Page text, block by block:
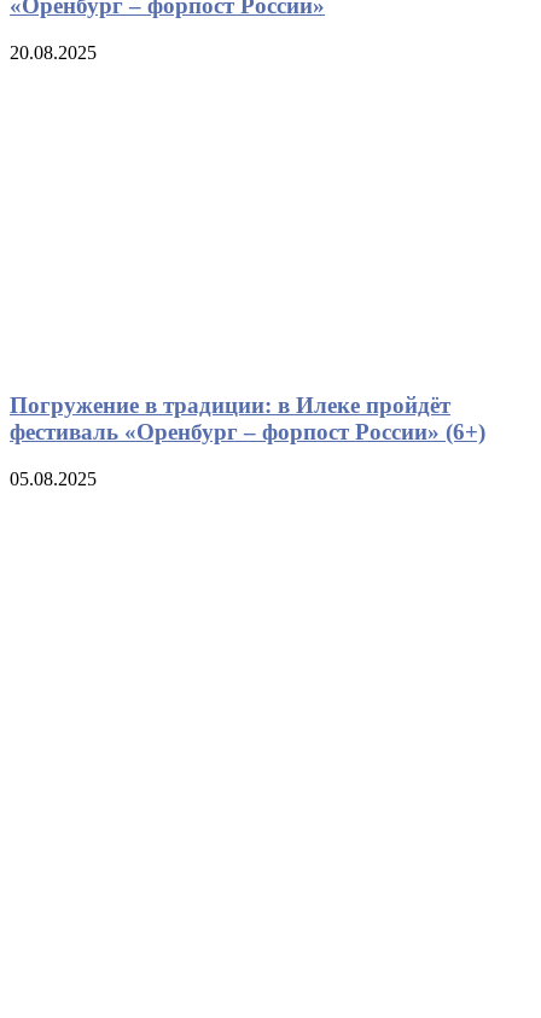
«Оренбург – форпост России»
20.08.2025
Погружение в традиции: в Илеке пройдёт
фестиваль «Оренбург – форпост России» (6+)
05.08.2025